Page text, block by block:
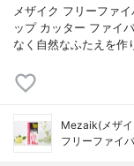
メザイク フリーファ
ップ カッター ファイ
なく自然なふたえを作
Mezaik(メザ
フリーファイ